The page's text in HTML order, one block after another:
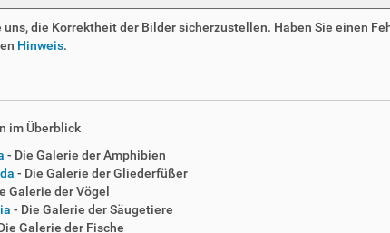
uns, die Korrektheit der Bilder sicherzustellen. Haben Sie einen
Hinweis.
im Überblick
- Die Galerie der Amphibien
- Die Galerie der Gliederfüßer
Galerie der Vögel
- Die Galerie der Säugetiere
Galerie der Fische